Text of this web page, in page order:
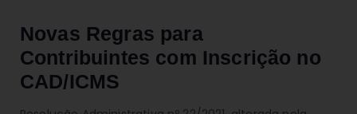
Novas Regras para
Contribuintes com Inscrição no
CAD/ICMS